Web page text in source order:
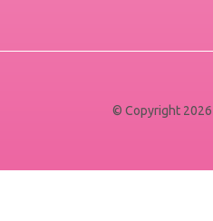
© Copyright 2026